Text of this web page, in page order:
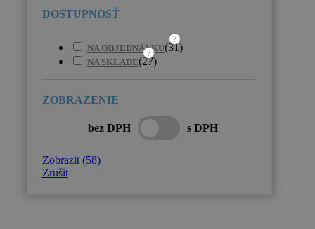
NA OBJEDNÁVKU(31)
?
NA SKLADE(27)
?
bez DPH s DPH
Zobrazit (58)
Zrušit